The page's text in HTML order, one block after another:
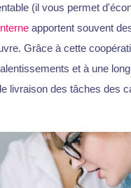
(il vous permet
apportent souvent
Grâce à cette
et à une
livraison des tâches des